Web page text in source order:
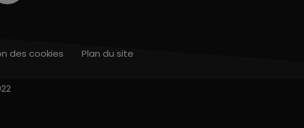
des cookies Plan du site